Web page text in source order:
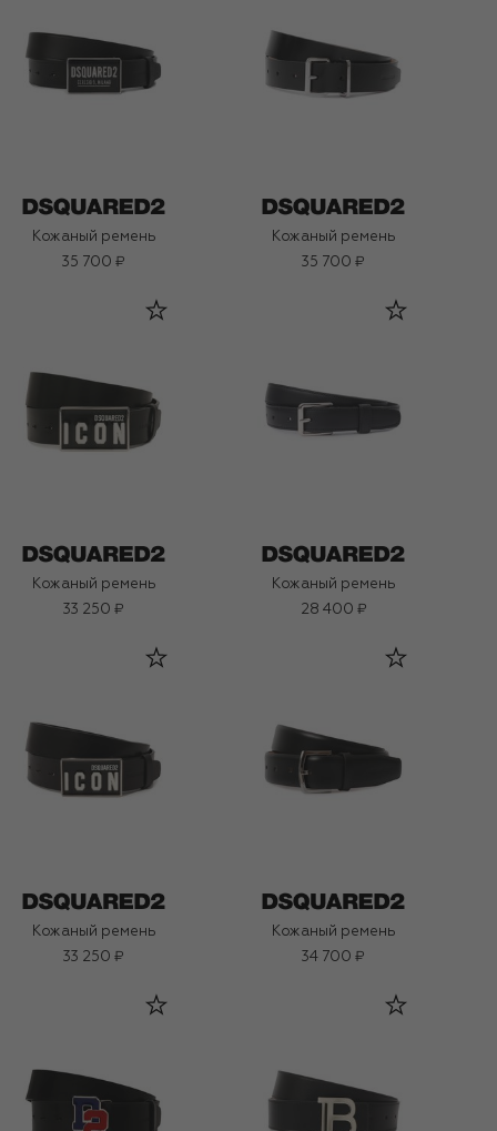
Кожаный ремень
35 700 ₽
Кожаный ремень
35 700 ₽
Кожаный ремень
33 250 ₽
Кожаный ремень
28 400 ₽
Кожаный ремень
33 250 ₽
Кожаный ремень
34 700 ₽